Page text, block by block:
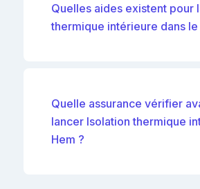
Quelles aides existent pour
thermique intérieure dans le
Quelle assurance vérifier
lancer Isolation thermique
Hem ?